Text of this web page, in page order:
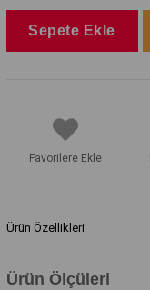
Favorilere Ekle
Ürün Özellikleri
Ürün Ölçüleri